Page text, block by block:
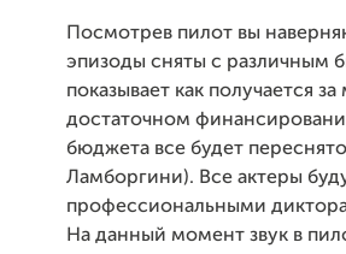
Посмотрев пилот вы
эпизоды сняты с различным
показывает как получается
достаточном
бюджета все будет
Ламборгини). Все актеры
профессиональными
На данный момент звук в